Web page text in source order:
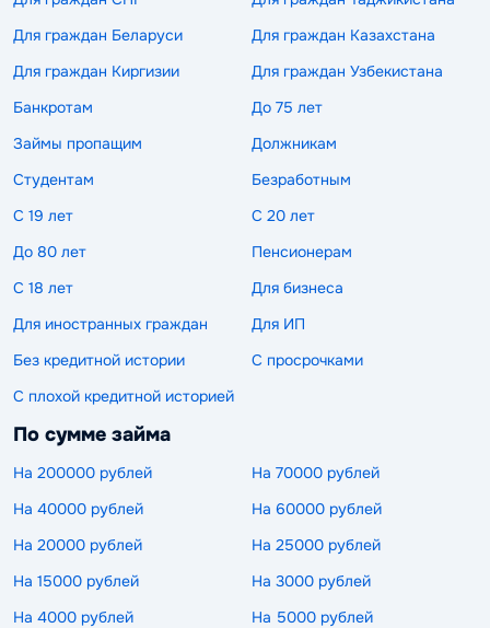
Для граждан Беларуси
Для граждан Казахстана
Для граждан Киргизии
Для граждан Узбекистана
Банкротам
До 75 лет
Займы пропащим
Должникам
Студентам
Безработным
С 19 лет
С 20 лет
До 80 лет
Пенсионерам
С 18 лет
Для бизнеса
Для иностранных граждан
Для ИП
Без кредитной истории
С просрочками
С плохой кредитной историей
По сумме займа
На 200000 рублей
На 70000 рублей
На 40000 рублей
На 60000 рублей
На 20000 рублей
На 25000 рублей
На 15000 рублей
На 3000 рублей
На 4000 рублей
На 5000 рублей